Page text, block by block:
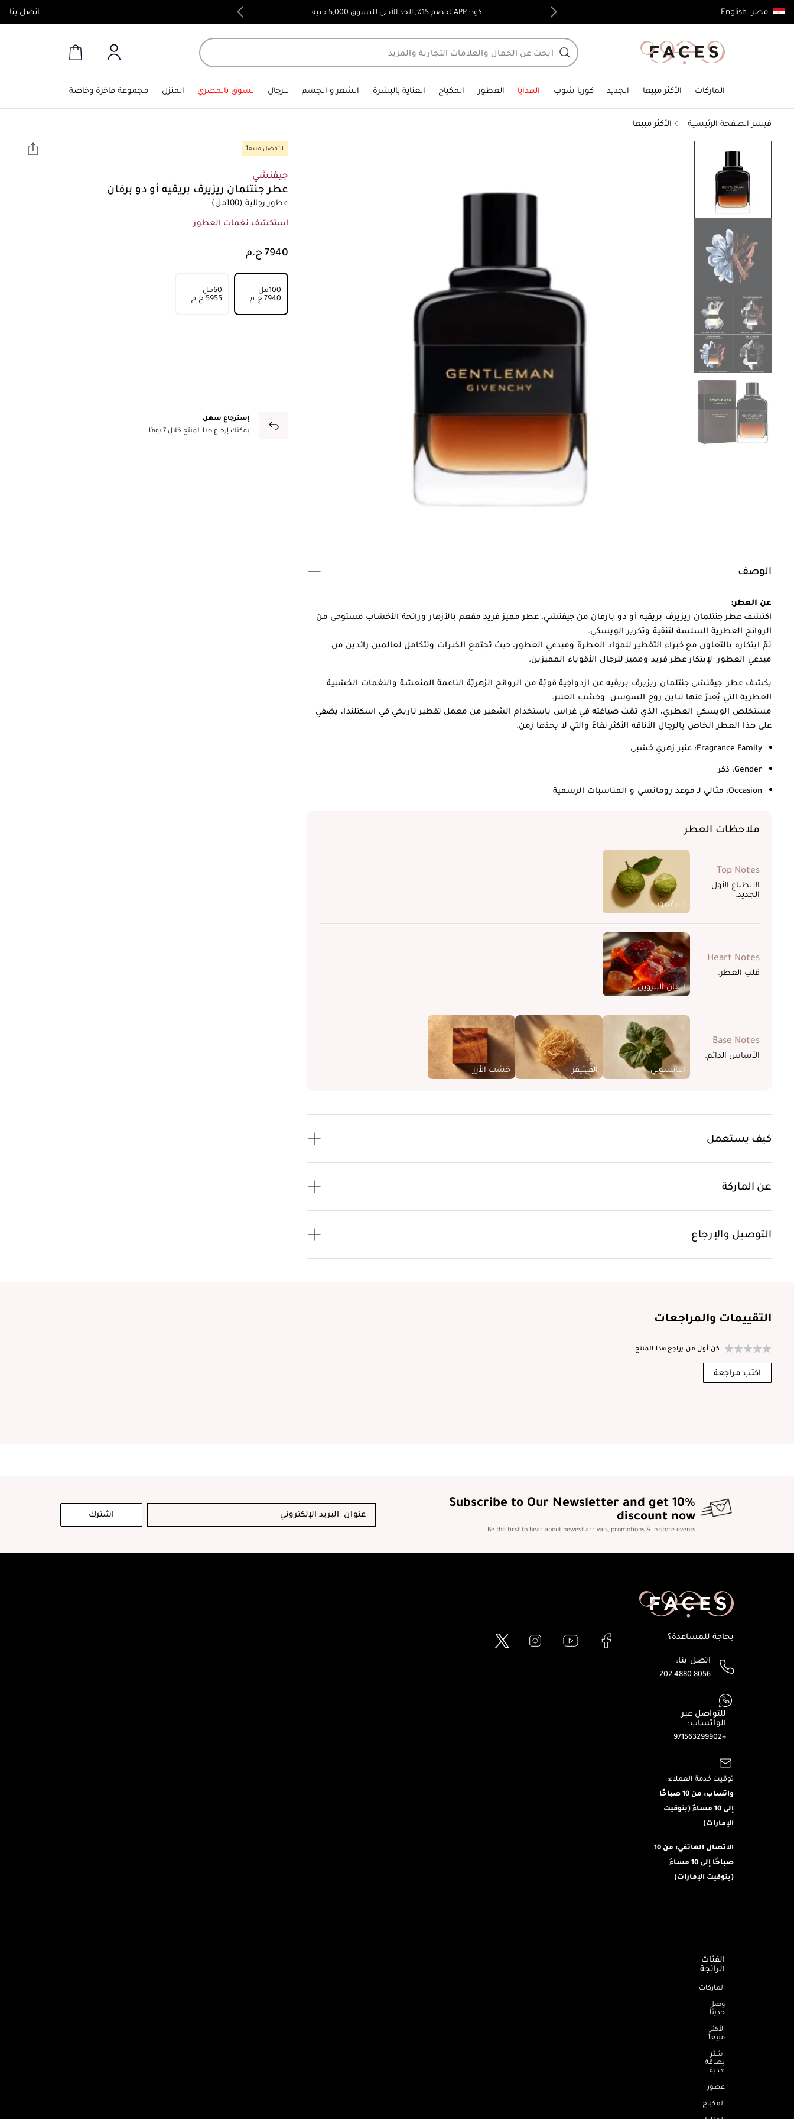
مصر English اتصل بنا كود: APP لخصم 15٪, الحد الأدنى للتسوق 5,000 جنيه توصيل مجاني لجميع الطلبات فوق 4,000ج.م
الماركات الأكثر مبيعا الجديد كوريا شوب الهدايا العطور المكياج العناية بالبشرة الشعر و الجسم للرجال تسوق بالمصري المنزل مجموعة فاخرة وخاصة
فيسز الصفحة الرئيسية الأكثر مبيعا
الوصف
عن العطر:
إكتشف عطر جنتلمان ريزيرڤ بريڤيه أو دو بارفان من جيفنشي، عطر مميز فريد مفعم بالأزهار ورائحة الأخشاب مستوحى من
الروائح العطرية السلسة لتنقية وتكرير الويسكي.
تمّ ابتكاره بالتعاون مع خبراء التقطير للمواد العطرة ومبدعي العطور، حيث تجتمع الخبرات وتتكامل لعالمين رائدين من
مبدعي العطور لإبتكار عطر فريد ومميز للرجال الأقوياء المميزين.
يكشف عطر جيڤنشي جنتلمان ريزيرڤ بريڤيه عن ازدواجية قويّة من الروائح الزهريّة الناعمة المنعشة والنغمات الخشبية
العطرية التي يُعبرّ عنها تباين روح السوسن وخشب العنبر.
مستخلص الويسكي العطري، الذي تمّت صياغته في غراس باستخدام الشعير من معمل تقطير تاريخي في اسكتلندا، يضفي
على هذا العطر الخاص بالرجال الأناقة الأكثر نقاءً والتي لا يحدّها زمن.
ملاحظات العطر
Top Notes
الانطباع الأول
الجديد.
البرغموت
Heart Notes
قلب العطر.
اللبان البنزوين
Base Notes
الأساس الدائم.
الباتشولي
الفيتيفر خشب الأرز
Fragrance Family: عنبر زهري خشبي
Gender: ذكر
Occasion: مثالي لـ موعد رومانسي و المناسبات الرسمية
كيف يستعمل
عن الماركة
التوصيل والإرجاع
الأفضل مبيعاً
جيفنشي
عطر جنتلمان ريزيرڤ بريڤيه أو دو برفان
عطور رجالية (100مل)
استكشف نغمات العطور
100مل
⁦7940⁩ ج.م
60مل
⁦5955⁩ ج.م
إسترجاع سهل
يمكنك إرجاع هذا المنتج خلال 7 يومًا.
التقييمات والمراجعات
كن أول من يراجع هذا المنتج
اكتب مراجعة
Subscribe to Our Newsletter and get 10%
discount now
Be the first to hear about newest arrivals, promotions & in-store events
اشترك
بحاجة للمساعدة؟
اتصل بنا:
202 4880 8056
للتواصل عبر
الواتساب:
+971563299902
توقيت خدمة العملاء:
واتساب: من 10 صباحًا
إلى 10 مساءُ (بتوقيت
الإمارات)
الاتصال الهاتفي: من 10
صباحًا إلى 10 مساءُ
(بتوقيت الإمارات)
الفئات
الرائجة
الماركات
وصل
حديثاً
الأكثر
مبيعاً
اشترِ
بطاقة
هدية
عطور
المكياج